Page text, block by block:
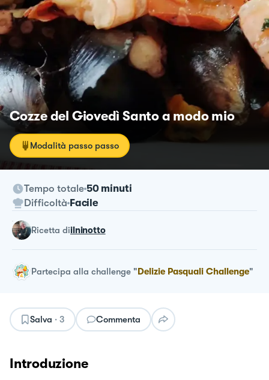
Cozze del Giovedì Santo a modo mio
Modalità passo passo
Tempo totale 50 minuti
Difficoltà Facile
ricetta diilninotto
Partecipa alla challenge "Delizie Pasquali Challenge"
Salva · 3 Commenta
Introduzione